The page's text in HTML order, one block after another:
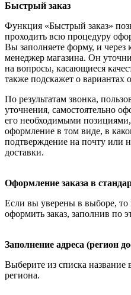
Быстрый заказ
Функция «Быстрый заказ»
проходить всю процедуру
Вы заполняете форму, и через
менеджер магазина. Он
на вопросы, касающиеся
также подскажет о вариантах
По результатам звонка,
уточнения, самостоятельно
его необходимыми позициями,
оформление в том виде, в
подтверждение на почту или
доставки.
Оформление заказа в
Если вы уверены в выборе, то
оформить заказ, заполнив по
Заполнение адреса (регион
Выберите из списка название
региона.